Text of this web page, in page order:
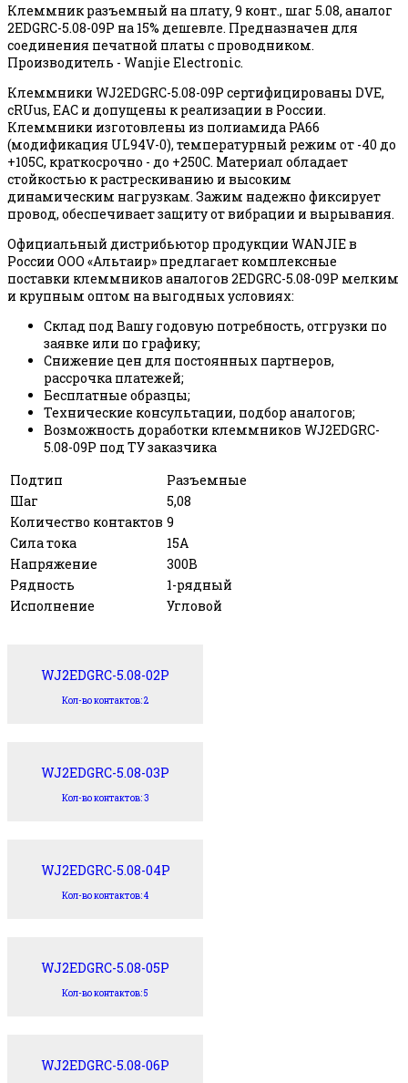
Клеммник разъемный на плату, 9 конт., шаг 5.08, аналог
2EDGRC-5.08-09P на 15% дешевле. Предназначен для
соединения печатной платы с проводником.
Производитель - Wanjie Electronic.
Клеммники WJ2EDGRC-5.08-09P сертифицированы DVE,
cRUus, EAC и допущены к реализации в России.
Клеммники изготовлены из полиамида PA66
(модификация UL94V-0), температурный режим от -40 до
+105С, краткосрочно - до +250С. Материал обладает
стойкостью к растрескиванию и высоким
динамическим нагрузкам. Зажим надежно фиксирует
провод, обеспечивает защиту от вибрации и вырывания.
Официальный дистрибьютор продукции WANJIE в
России ООО «Альтаир» предлагает комплексные
поставки клеммников аналогов 2EDGRC-5.08-09P мелким
и крупным оптом на выгодных условиях:
Склад под Вашу годовую потребность, отгрузки по
заявке или по графику;
Снижение цен для постоянных партнеров,
рассрочка платежей;
Бесплатные образцы;
Технические консультации, подбор аналогов;
Возможность доработки клеммников WJ2EDGRC-
5.08-09P под ТУ заказчика
Подтип
Разъемные
Шаг
5,08
Количество контактов 9
Сила тока
15А
Напряжение
300В
Рядность
1-рядный
Исполнение
Угловой
WJ2EDGRC-5.08-02P
Кол-во контактов: 2
WJ2EDGRC-5.08-03P
Кол-во контактов: 3
WJ2EDGRC-5.08-04P
Кол-во контактов: 4
WJ2EDGRC-5.08-05P
Кол-во контактов: 5
WJ2EDGRC-5.08-06P